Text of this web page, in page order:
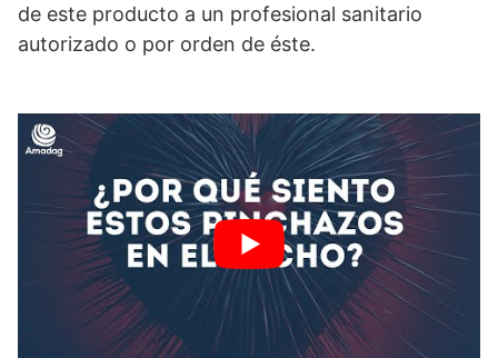
de este producto a un profesional sanitario
autorizado o por orden de éste.